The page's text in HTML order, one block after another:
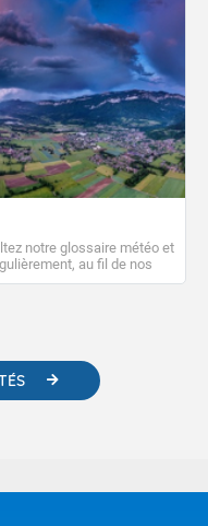
notre glossaire météo et
au fil de nos
des liens utiles vers nos